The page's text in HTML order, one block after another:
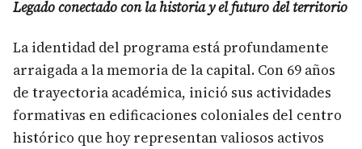
Legado conectado con la historia y el futuro del territorio
La identidad del programa está profundamente
arraigada a la memoria de la capital. Con 69 años
de trayectoria académica, inició sus actividades
formativas en edificaciones coloniales del centro
histórico que hoy representan valiosos activos